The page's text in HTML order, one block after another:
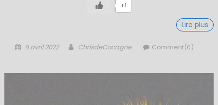
+1
Lire plus
Posted
6 avril 2022 Author
ChrisdeCocagne Comment(0)